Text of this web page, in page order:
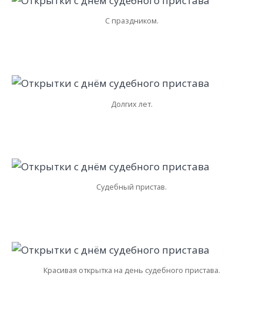
С праздником.
Долгих лет.
Судебный пристав.
Красивая открытка на день судебного пристава.